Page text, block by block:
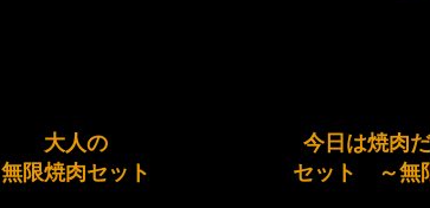
大人の
無限焼肉セット
今日は焼肉
セット ～無